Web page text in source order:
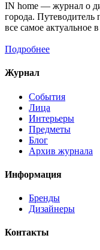
IN home — журнал о
города. Путеводитель
все самое актуальное
Подробнее
Журнал
События
Лица
Интерьеры
Предметы
Блог
Архив журнала
Информация
Бренды
Дизайнеры
Контакты